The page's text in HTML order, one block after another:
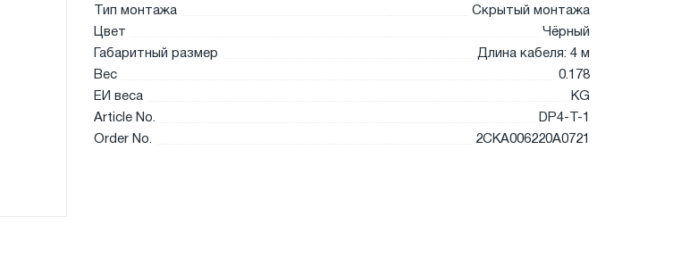
Тип монтажа
Скрытый монтажа
Цвет
Чёрный
Габаритный размер
Длина кабеля: 4 м
Вес
0.178
ЕИ веса
KG
Article No.
DP4-T-1
Order No.
2CKA006220A0721